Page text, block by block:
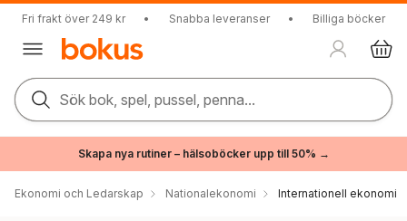
Fri frakt över 249 kr • Snabba leveranser • Billiga böcker
Sök bok, spel, pussel, penna...
Skapa nya rutiner – hälsoböcker upp till 50% →
Ekonomi och Ledarskap Nationalekonomi Internationell ekonomi